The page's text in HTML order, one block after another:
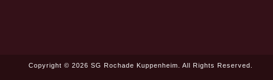
Copyright © 2026 SG Rochade Kuppenheim. All Rights Reserved.